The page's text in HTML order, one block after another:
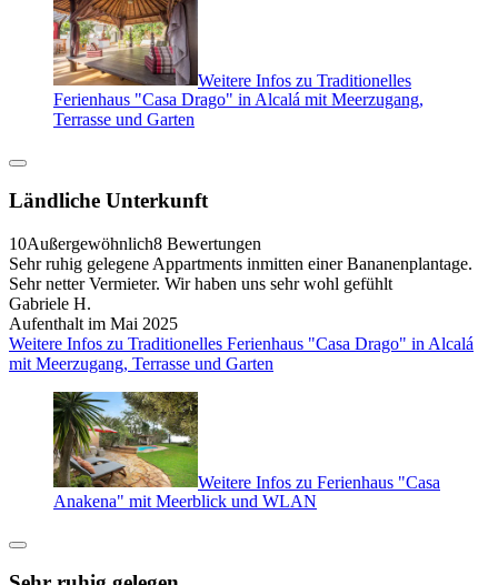
Weitere Infos zu Traditionelles
Ferienhaus "Casa Drago" in Alcalá mit Meerzugang,
Terrasse und Garten
Ländliche Unterkunft
10Außergewöhnlich8 Bewertungen
Sehr ruhig gelegene Appartments inmitten einer Bananenplantage.
Sehr netter Vermieter. Wir haben uns sehr wohl gefühlt
Gabriele H.
Aufenthalt im Mai 2025
Weitere Infos zu Traditionelles Ferienhaus "Casa Drago" in Alcalá
mit Meerzugang, Terrasse und Garten
Weitere Infos zu Ferienhaus "Casa
Anakena" mit Meerblick und WLAN